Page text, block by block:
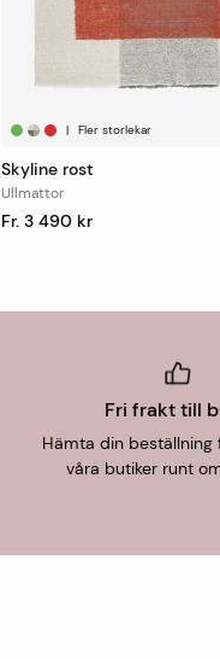
| Fler storlekar
Skyline rost
Ullmattor
Fr. 3 490 kr
Fri frakt till
Hämta din
våra butiker runt